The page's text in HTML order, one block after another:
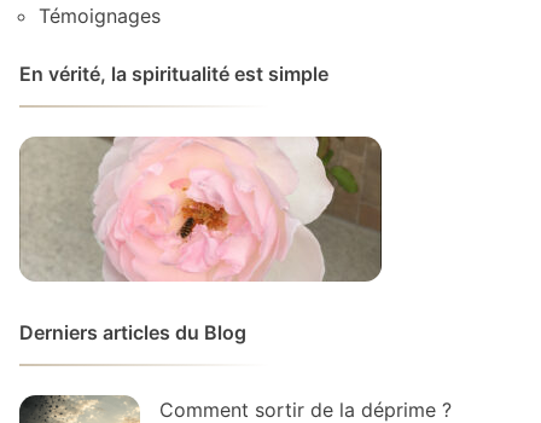
Témoignages
En vérité, la spiritualité est simple
Derniers articles du Blog
Comment sortir de la déprime ?